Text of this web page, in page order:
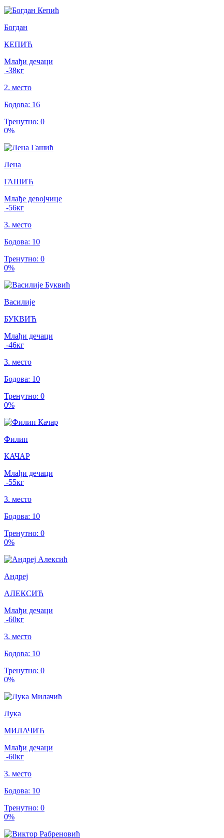
Богдан
КЕПИЋ
Млађи дечаци
-38кг
2. место
Бодова: 16
Тренутно: 0
0%
Лена
ГАШИЋ
Млађе девојчице
-56кг
3. место
Бодова: 10
Тренутно: 0
0%
Василије
БУКВИЋ
Млађи дечаци
-46кг
3. место
Бодова: 10
Тренутно: 0
0%
Филип
КАЧАР
Млађи дечаци
-55кг
3. место
Бодова: 10
Тренутно: 0
0%
Андреј
АЛЕКСИЋ
Млађи дечаци
-60кг
3. место
Бодова: 10
Тренутно: 0
0%
Лука
МИЛАЧИЋ
Млађи дечаци
-60кг
3. место
Бодова: 10
Тренутно: 0
0%